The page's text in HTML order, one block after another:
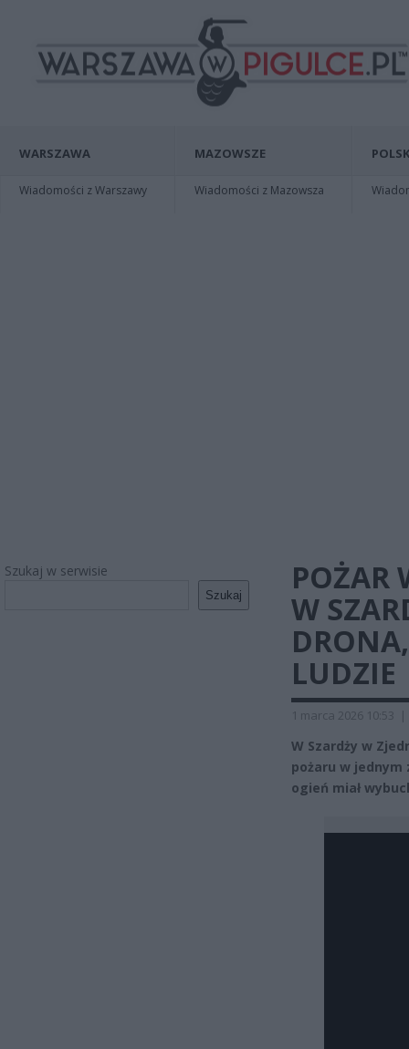
WARSZAWA
Wiadomości z Warszawy
MAZOWSZE
Wiadomości z Mazowsza
Szukaj w serwisie
Szukaj
POŻAR
W
LUDZIE
1 marca 2026 10:53 |
W Szardży w
pożaru w
ogień miał